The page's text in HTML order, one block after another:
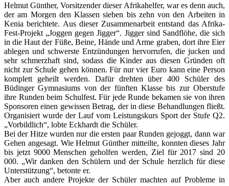
Helmut Günther, Vorsitzender dieser Afrikahelfer, war es denn auch,
der am Morgen den Klassen sieben bis zehn von den Arbeiten in
Kenia berichtete. Aus dieser Zusammenarbeit entstand das Afrika-
Fest-Projekt „Joggen gegen Jigger“. Jigger sind Sandflöhe, die sich
in die Haut der Füße, Beine, Hände und Arme graben, dort ihre Eier
ablegen und schwerste Entzündungen hervorrufen, die jucken und
sehr schmerzhaft sind, sodass die Kinder aus diesen Gründen oft
nicht zur Schule gehen können. Für nur vier Euro kann eine Person
komplett geheilt werden. Dafür drehten über 400 Schüler des
Büdinger Gymnasiums von der fünften Klasse bis zur Oberstufe
ihre Runden beim Schulfest. Für jede Runde bekamen sie von ihren
Sponsoren einen gewissen Betrag, der in diese Behandlungen fließt.
Organisiert wurde der Lauf vom Leistungskurs Sport der Stufe Q2.
„Vorbildlich“, lobte Eckhardt die Schüler.
Bei der Hitze wurden nur die ersten paar Runden gejoggt, dann war
Gehen angesagt. Wie Helmut Günther mitteilte, konnten dieses Jahr
bis jetzt 9000 Menschen geholfen werden, Ziel für 2017 sind 20
000. „Wir danken den Schülern und der Schule herzlich für diese
Unterstützung“, betonte er.
Aber auch andere Projekte der Schüler machten auf Probleme in